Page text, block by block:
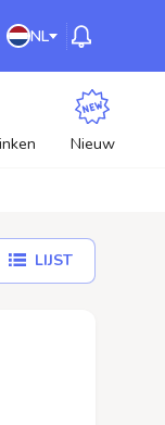
NL
Nieuw
LIJST